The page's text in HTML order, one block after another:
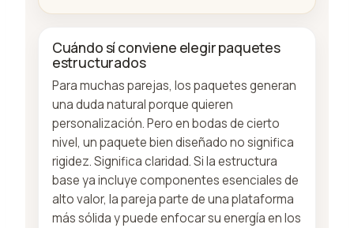
Cuándo sí conviene elegir paquetes
estructurados
Para muchas parejas, los paquetes generan
una duda natural porque quieren
personalización. Pero en bodas de cierto
nivel, un paquete bien diseñado no significa
rigidez. Significa claridad. Si la estructura
base ya incluye componentes esenciales de
alto valor, la pareja parte de una plataforma
más sólida y puede enfocar su energía en los